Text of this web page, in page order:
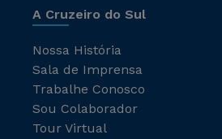
A Cruzeiro do Sul
Nossa História
Sala de Imprensa
Trabalhe Conosco
Sou Colaborador
Tour Virtual